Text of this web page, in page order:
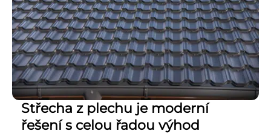
Střecha z plechu je moderní
řešení s celou řadou výhod